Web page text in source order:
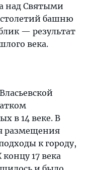
над Святыми
столетий башню
— результат
века.
в 14 веке. В
размещения
к городу,
17 века